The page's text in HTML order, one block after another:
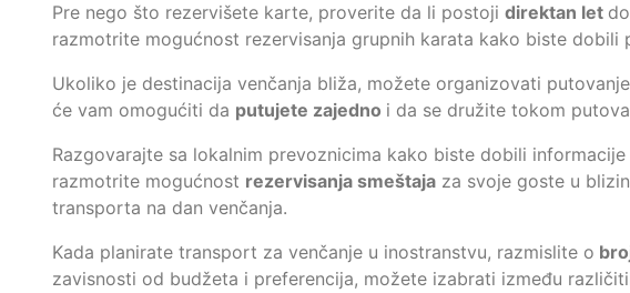
Pre nego što rezervišete karte, proverite da li postoji direktan let
razmotrite mogućnost rezervisanja grupnih karata kako biste dobili
Ukoliko je destinacija venčanja bliža, možete organizovati
će vam omogućiti da putujete zajedno i da se družite tokom
Razgovarajte sa lokalnim prevoznicima kako biste dobili
razmotrite mogućnost rezervisanja smeštaja za svoje goste u
transporta na dan venčanja.
Kada planirate transport za venčanje u inostranstvu, razmislite o
zavisnosti od budžeta i preferencija, možete izabrati između